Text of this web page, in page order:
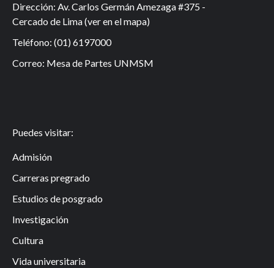
Dirección: Av. Carlos Germán Amezaga #375 -
Cercado de Lima (ver en el mapa)
Teléfono: (01) 6197000
Correo: Mesa de Partes UNMSM
Puedes visitar:
Admisión
Carreras pregrado
Estudios de posgrado
Investigación
Cultura
Vida universitaria